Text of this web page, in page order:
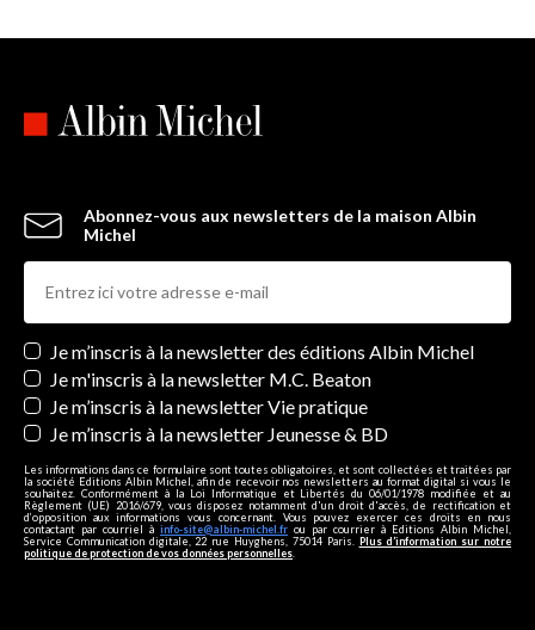
Abonnez-vous aux newsletters de la maison Albin
Michel
Newsletters
Je m’inscris à la newsletter des éditions Albin Michel
Je m'inscris à la newsletter M.C. Beaton
Je m’inscris à la newsletter Vie pratique
Je m’inscris à la newsletter Jeunesse & BD
Les informations dans ce formulaire sont toutes obligatoires, et sont collectées et traitées par
la société Editions Albin Michel, afin de recevoir nos newsletters au format digital si vous le
souhaitez. Conformément à la Loi Informatique et Libertés du 06/01/1978 modifiée et au
Règlement (UE) 2016/679, vous disposez notamment d'un droit d'accès, de rectification et
d’opposition aux informations vous concernant. Vous pouvez exercer ces droits en nous
contactant par courriel à info-site@albin-michel.fr ou par courrier à Editions Albin Michel,
Service Communication digitale, 22 rue Huyghens, 75014 Paris. Plus d’information sur notre
politique de protection de vos données personnelles